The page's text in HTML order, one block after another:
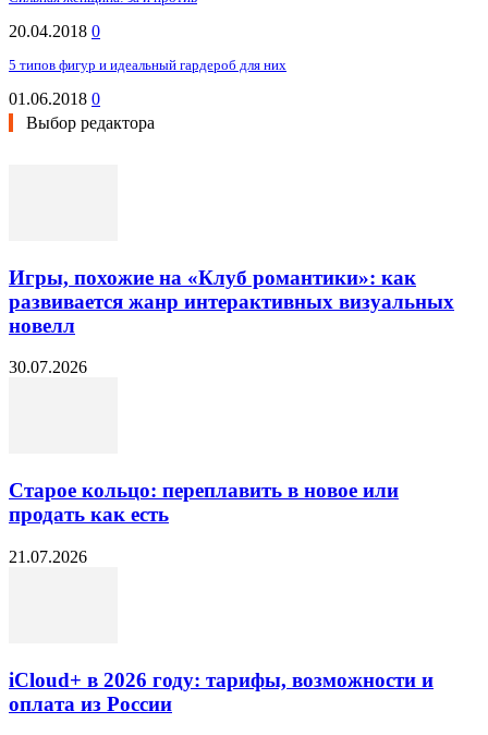
20.04.2018 0
5 типов фигур и идеальный гардероб для них
01.06.2018 0
Выбор редактора
Игры, похожие на «Клуб романтики»: как
развивается жанр интерактивных визуальных
новелл
30.07.2026
Старое кольцо: переплавить в новое или
продать как есть
21.07.2026
iCloud+ в 2026 году: тарифы, возможности и
оплата из России